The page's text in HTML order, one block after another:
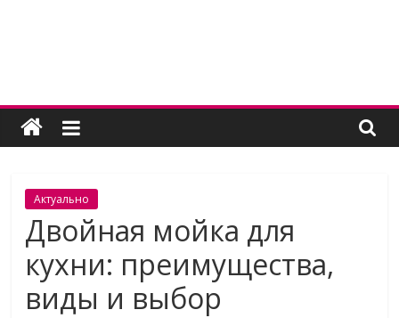
Женский
угодник
Блог
полезных
статей
для
женщин
Актуально
Двойная мойка для
кухни: преимущества,
виды и выбор